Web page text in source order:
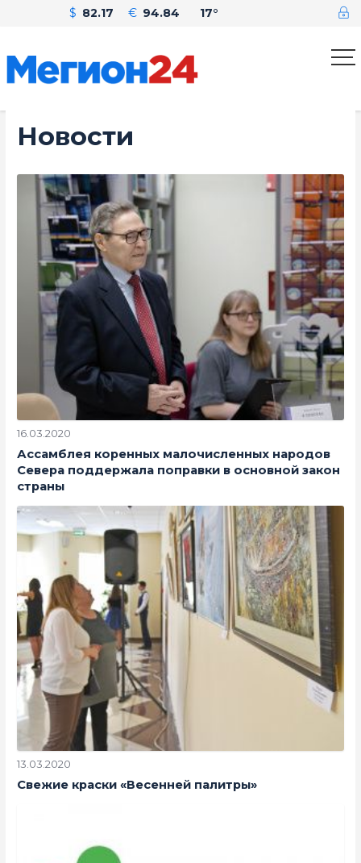
$ 82.17 € 94.84 17°
Новости
16.03.2020
Ассамблея коренных малочисленных народов
Севера поддержала поправки в основной закон
страны
13.03.2020
Свежие краски «Весенней палитры»